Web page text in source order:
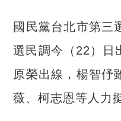
國民黨台北市第三
選民調今（ 22 ）日
原榮出線，楊智伃
薇、柯志恩等人力